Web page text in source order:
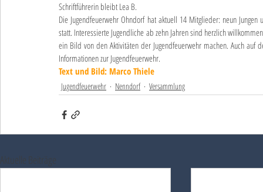
Schriftführerin bleibt Lea B.
Die Jugendfeuerwehr Ohndorf hat aktuell 14 Mitglieder: neun
statt. Interessierte Jugendliche ab zehn Jahren sind herzlich
ein Bild von den Aktivitäten der Jugendfeuerwehr machen. Auch auf
Informationen zur Jugendfeuerwehr.
Text und Bild: Marco Thiele
Jugendfeuerwehr Nenndorf Versammlung
Aktuelle Beiträge